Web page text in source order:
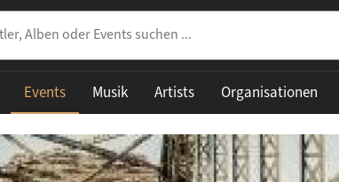
Events Musik Artists Organisationen